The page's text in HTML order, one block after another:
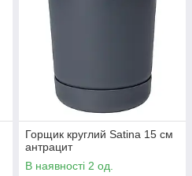
Горщик круглий Satina 15 см
антрацит
В наявності 2 од.